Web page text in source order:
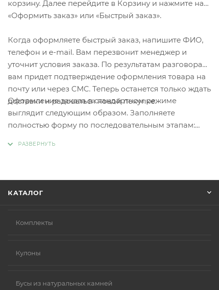
корзину. Далее перейдите в Корзину и нажмите на
«Оформить заказ» или «Быстрый заказ».
Когда оформляете быстрый заказ, напишите ФИО,
телефон и e-mail. Вам перезвонит менеджер и
уточнит условия заказа. По результатам разговора
вам придет подтверждение оформления товара на
почту или через СМС. Теперь останется только ждать
доставки и радоваться новой покупке.
Оформление заказа в стандартном режиме
выглядит следующим образом. Заполняете
полностью форму по последовательным этапам:
КАТАЛОГ
Комплекты
Кулоны
Бусы из натуральных камней